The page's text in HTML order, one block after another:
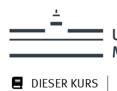
DIESER KURS